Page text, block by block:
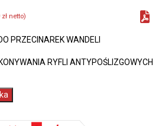
zł netto)
PRZECINAREK WANDELI
RYFLI ANTYPOŚLIZGOWYCH